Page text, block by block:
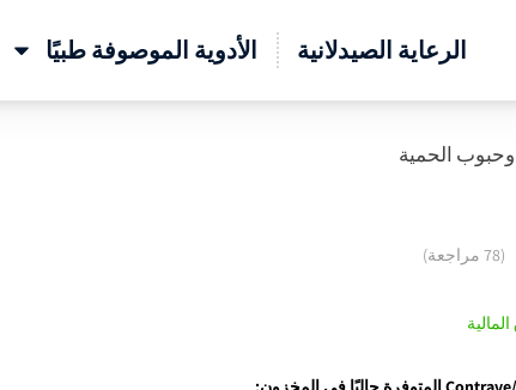
الرعاية الصيدلانية الأدوية الموصوفة طبيًا
وحبوب الحمية
(
78مراجعة)